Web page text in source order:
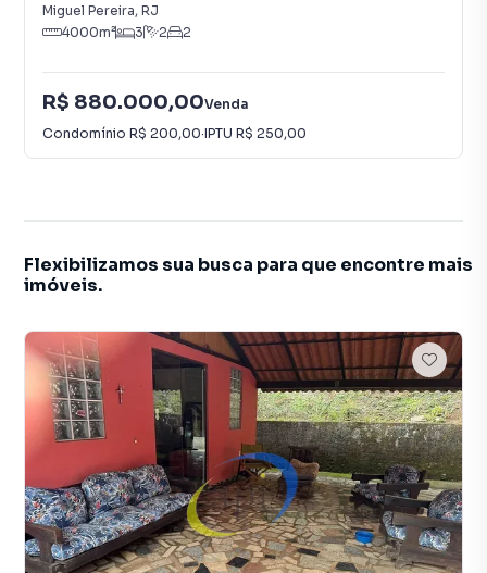
Miguel Pereira, RJ
4000m² 3 2 2
R$ 880.000,00Venda
Condomínio R$ 200,00·IPTU R$ 250,00
Flexibilizamos sua busca para que encontre mais
imóveis.